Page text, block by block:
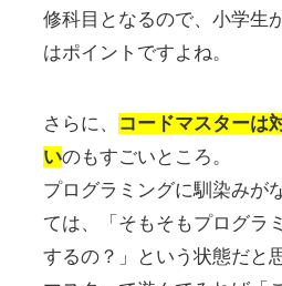
修科目となるので、小学生
はポイントですよね。
さらに、
コードマスターは
いのもすごいところ。
プログラミングに馴染みが
ては、「そもそもプログラ
するの？」という状態だと